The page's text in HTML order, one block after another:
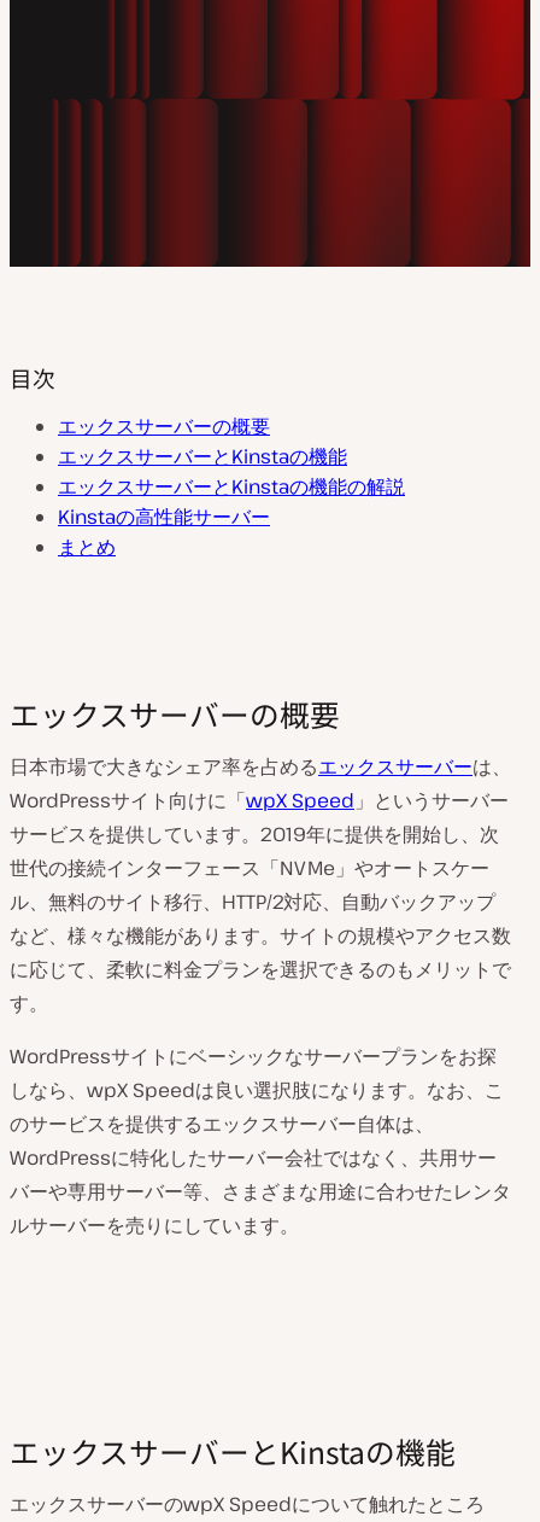
目次
エックスサーバーの概要
エックスサーバーとKinstaの機能
エックスサーバーとKinstaの機能の解説
Kinstaの高性能サーバー
まとめ
エックスサーバーの概要
日本市場で大きなシェア率を占めるエックスサーバーは、
WordPressサイト向けに「wpX Speed 」というサーバー
サービスを提供しています。2019年に提供を開始し、次
世代の接続インターフェース「NVMe」やオートスケー
ル、無料のサイト移行、HTTP/2対応、自動バックアップ
など、様々な機能があります。サイトの規模やアクセス数
に応じて、柔軟に料金プランを選択できるのもメリットで
す。
WordPressサイトにベーシックなサーバープランをお探
しなら、wpX Speedは良い選択肢になります。なお、こ
のサービスを提供するエックスサーバー自体は、
WordPressに特化したサーバー会社ではなく、共用サー
バーや専用サーバー等、さまざまな用途に合わせたレンタ
ルサーバーを売りにしています。
エックスサーバーとKinstaの機能
エックスサーバーのwpX Speedについて触れたところ